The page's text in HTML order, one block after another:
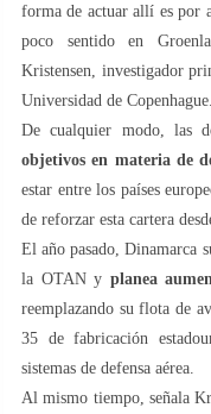
forma de actuar allí es por
poco sentido en
Kristensen, investigador
Universidad de Copenhague.
De cualquier modo, las
objetivos en materia de
estar entre los países
de reforzar esta cartera
El año pasado, Dinamarca
la OTAN y planea
reemplazando su flota de
35 de fabricación
sistemas de defensa aérea.
Al mismo tiempo, señala